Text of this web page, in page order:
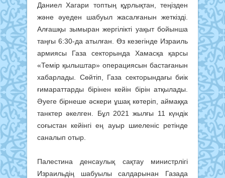
Даниел Хагари топтың құрлықтан, теңізден
және әуеден шабуыл жасалғанын жеткізді.
Ал­ғашқы зымыран жергілікті уақыт бойынша
таңғы 6:30-да атыл­ған. Өз кезегінде Израиль
армия­сы Газа секторында Хамасқа қарсы
«Темір қылыштар» операциясын бастағанын
хабарлады. Сөйтіп, Газа секторындағы биік
ғима­рат­тарды бірінен кейін бірін атқы­лады.
Әуеге бірнеше әскери ұшақ көтеріп, аймаққа
танктер әкелген. Бұл 2021 жылғы 11 күндік
соғыстан кейінгі ең ауыр шиеленіс ретінде
саналып отыр.
Палестина денсаулық сақтау министрлігі
Израильдің шабуылы салдарынан Газада